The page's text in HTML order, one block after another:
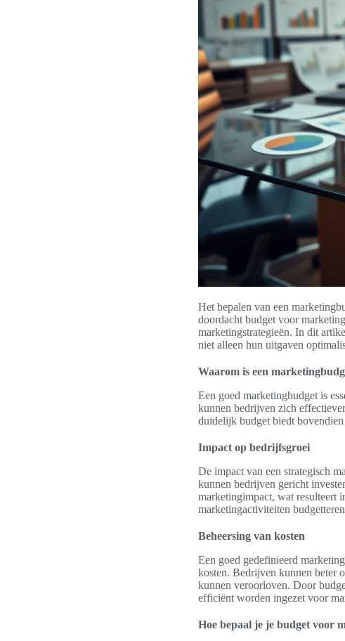
Het bepalen van een
doordacht budget voor
marketingstrategieën. In dit
niet alleen hun uitgaven
Waarom is een
Een goed marketingbudget is
kunnen bedrijven zich
duidelijk budget biedt
Impact op bedrijfsgroei
De impact van een strategisch
kunnen bedrijven gericht
marketingimpact, wat resulteert
marketingactiviteiten
Beheersing van kosten
Een goed gedefinieerd
kosten. Bedrijven kunnen beter
kunnen veroorloven. Door
efficiënt worden ingezet voor
Hoe bepaal je je budget voor